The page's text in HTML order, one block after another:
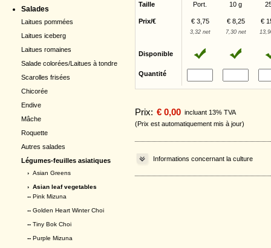
Salades
Laitues pommées
Laitues iceberg
Laitues romaines
Salade colorées/Laitues à tondre
Scarolles frisées
Chicorée
Endive
Mâche
Roquette
Autres salades
Légumes-feuilles asiatiques
› Asian Greens
› Asian leaf vegetables
-- Pink Mizuna
-- Golden Heart Winter Choi
-- Tiny Bok Choi
-- Purple Mizuna
Taille Port. 10 g
Prix/€ € 3,75 € 8,25 €
3,32 net 7,30 net
Disponible
Quantité
Prix: € 0,00 incluant 13% TVA
(Prix est automatiquement mis à jour)
Informations concernant la culture